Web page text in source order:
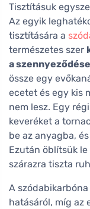
Tisztításuk
Az egyik
tisztítására a
természetes szer
a
össze egy
ecetet és egy kis
nem lesz. Egy
keveréket a
be az anyagba,
Ezután öblítsük
szárazra tiszta
A
hatásáról, míg az